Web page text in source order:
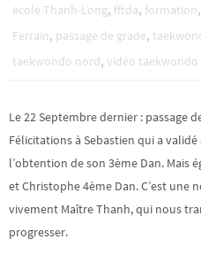
école Thanh-Long, fftda, formation,
Ferrain, passage de grade,
taekwondo nord, vidéo taekwondo
Le 22 Septembre dernier : passage
Félicitations à Sebastien qui a
l’obtention de son 3ème Dan. Mais
et Christophe 4ème Dan. C’est une
vivement Maître Thanh, qui nous
progresser.